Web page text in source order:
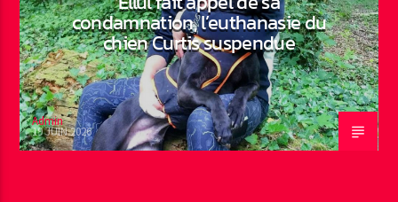
condamnation, l’euthanasie du
chien Curtis suspendue
Admin
19 JUIN 2026